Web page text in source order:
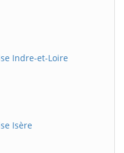
Indre-et-Loire
Isère